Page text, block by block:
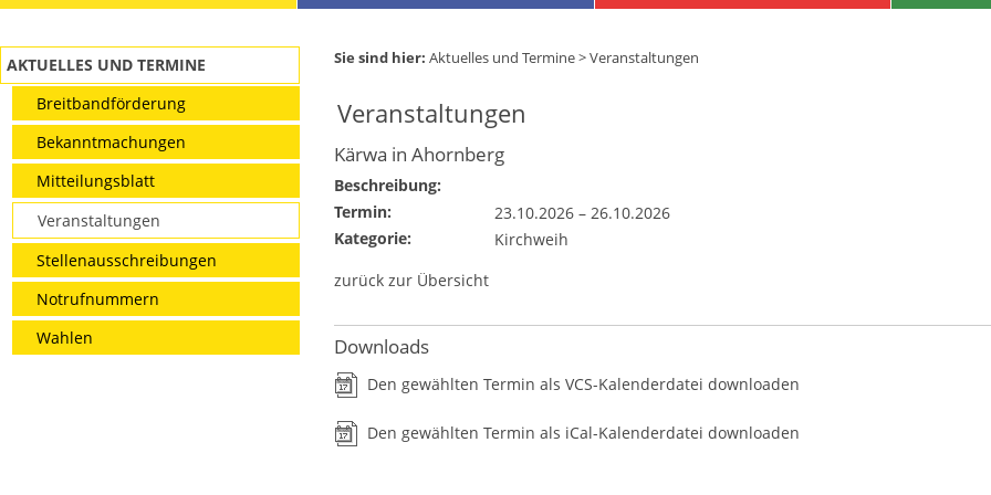
AKTUELLES UND TERMINE
Breitbandförderung
Bekanntmachungen
Mitteilungsblatt
Veranstaltungen
Stellenausschreibungen
Notrufnummern
Wahlen
Sie sind hier: Aktuelles und Termine>Veranstaltungen
Veranstaltungen
Kärwa in Ahornberg
Beschreibung:
Termin:
23.10.2026 – 26.10.2026
Kategorie:
Kirchweih
zurück zur Übersicht
Downloads
Den gewählten Termin als VCS-Kalenderdatei downloaden
Den gewählten Termin als iCal-Kalenderdatei downloaden